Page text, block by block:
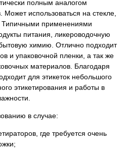
полным аналогом
использоваться на стекле,
Типичными применениями
питания, ликероводочную
химию. Отлично подходит
и упаковочной пленки, а так же
материалов. Благодаря
для этикеток небольшого
этикетирования и работы в
в случае:
где требуется очень